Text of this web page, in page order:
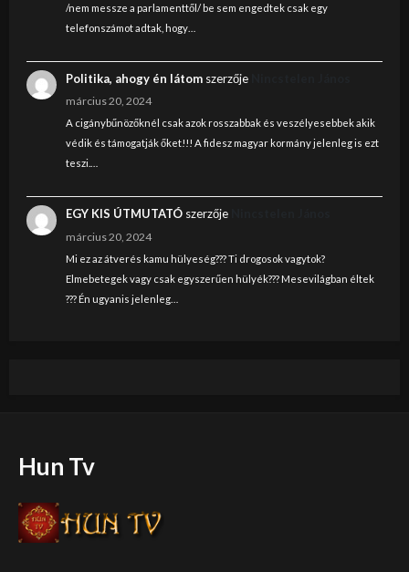
/nem messze a parlamenttől/ be sem engedtek csak egy
telefonszámot adtak, hogy…
Politika, ahogy én látomszerzője
március 20, 2024
A cigánybűnözőknél csak azok rosszabbak és veszélyesebbek akik
védik és támogatják őket!!! A fidesz magyar kormány jelenleg is ezt
teszi.…
EGY KIS ÚTMUTATÓszerzője
március 20, 2024
Mi ez az átverés kamu hülyeség??? Ti drogosok vagytok?
Elmebetegek vagy csak egyszerűen hülyék??? Mesevilágban éltek
??? Én ugyanis jelenleg…
Hun Tv